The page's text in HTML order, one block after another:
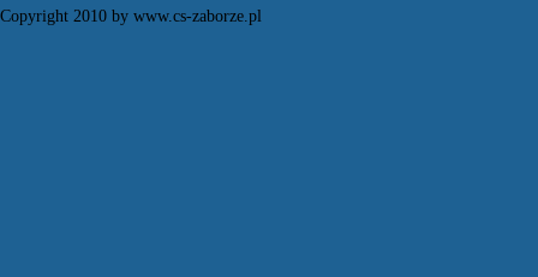
Copyright 2010 by www.cs-zaborze.pl